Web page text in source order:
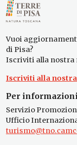
Vuoi
di Pisa?
Iscriviti alla nostra
Iscriviti alla
Per informazioni
Servizio
Ufficio